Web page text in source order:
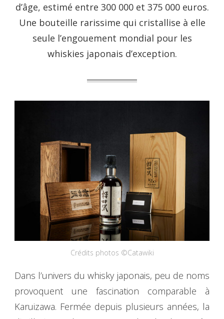
d’âge, estimé entre 300 000 et 375 000 euros.
Une bouteille rarissime qui cristallise à elle
seule l’engouement mondial pour les
whiskies japonais d’exception.
Crédits photos ©Catawiki
Dans l’univers du whisky japonais, peu de noms
provoquent une fascination comparable à
Karuizawa. Fermée depuis plusieurs années, la